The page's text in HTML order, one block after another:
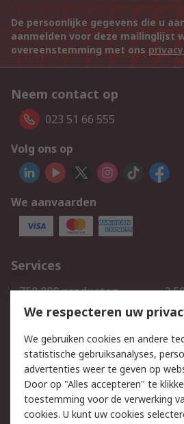
De persoonlijke gegevens die u
aanmelden voor deze mailinglijst
overeenstemming met ons
Neem contact op
023 51 66 555
Volg ons op
We aanvaarden
Services
750.000 producten
Bestellen
Track & Trace
Wettelijk
Cookiebeleid
We respecteren uw
We gebruiken cookies en andere
statistische gebruiksanalyses,
advertenties weer te geven op
Door op "Alles accepteren" te
toestemming voor de verwerking
cookies. U kunt uw cookies